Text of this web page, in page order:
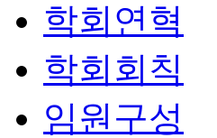
학회연혁
학회회칙
임원구성